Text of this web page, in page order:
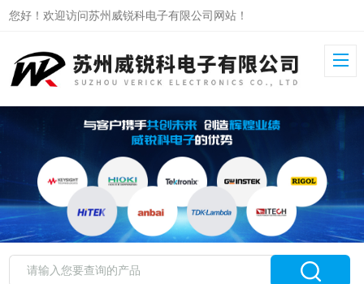
您好！欢迎访问苏州威锐科电子有限公司网站！